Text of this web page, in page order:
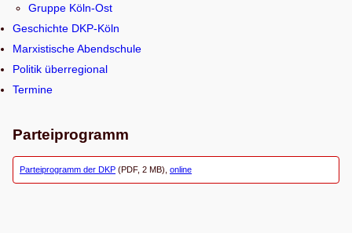
e
n
Gruppe Köln-Ost
Geschichte DKP-Köln
Marxistische Abendschule
Politik überregional
Termine
Parteiprogramm
Parteiprogramm der DKP (PDF, 2 MB), online